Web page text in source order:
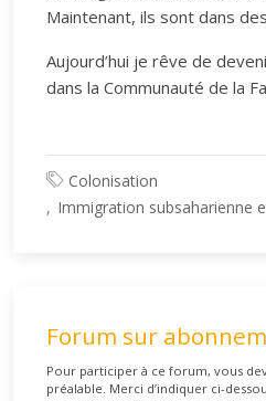
Maintenant, ils sont dans
Aujourd’hui je rêve de
dans la Communauté de la
Colonisation
Immigration subsaharienne
Forum sur
Pour participer à ce forum, vous
préalable. Merci d’indiquer ci-